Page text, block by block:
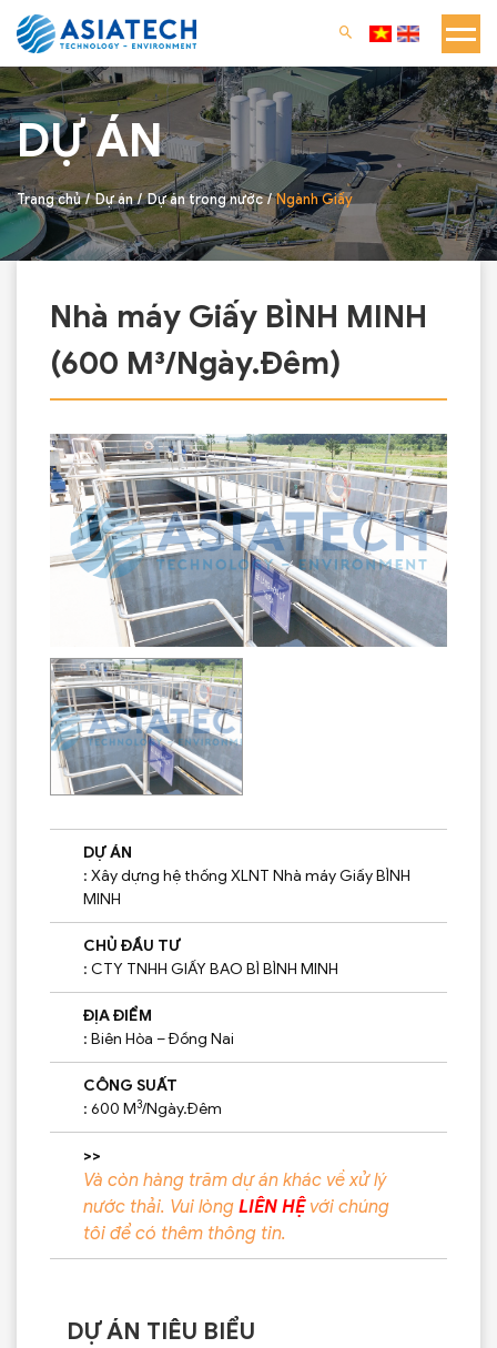
DỰ ÁN
Trang chủ Dự án Dự án trong nước Ngành Giấy
Nhà máy Giấy BÌNH MINH
(600 M³/Ngày.Đêm)
DỰ ÁN
: Xây dựng hệ thống XLNT Nhà máy Giấy BÌNH
MINH
CHỦ ĐẦU TƯ
: CTY TNHH GIẤY BAO BÌ BÌNH MINH
ĐỊA ĐIỂM
: Biên Hòa – Đồng Nai
CÔNG SUẤT
: 600 M3/Ngày.Đêm
>>
Và còn hàng trăm dự án khác về xử lý
nước thải. Vui lòng LIÊN HỆvới chúng
tôi để có thêm thông tin.
DỰ ÁN TIÊU BIỂU